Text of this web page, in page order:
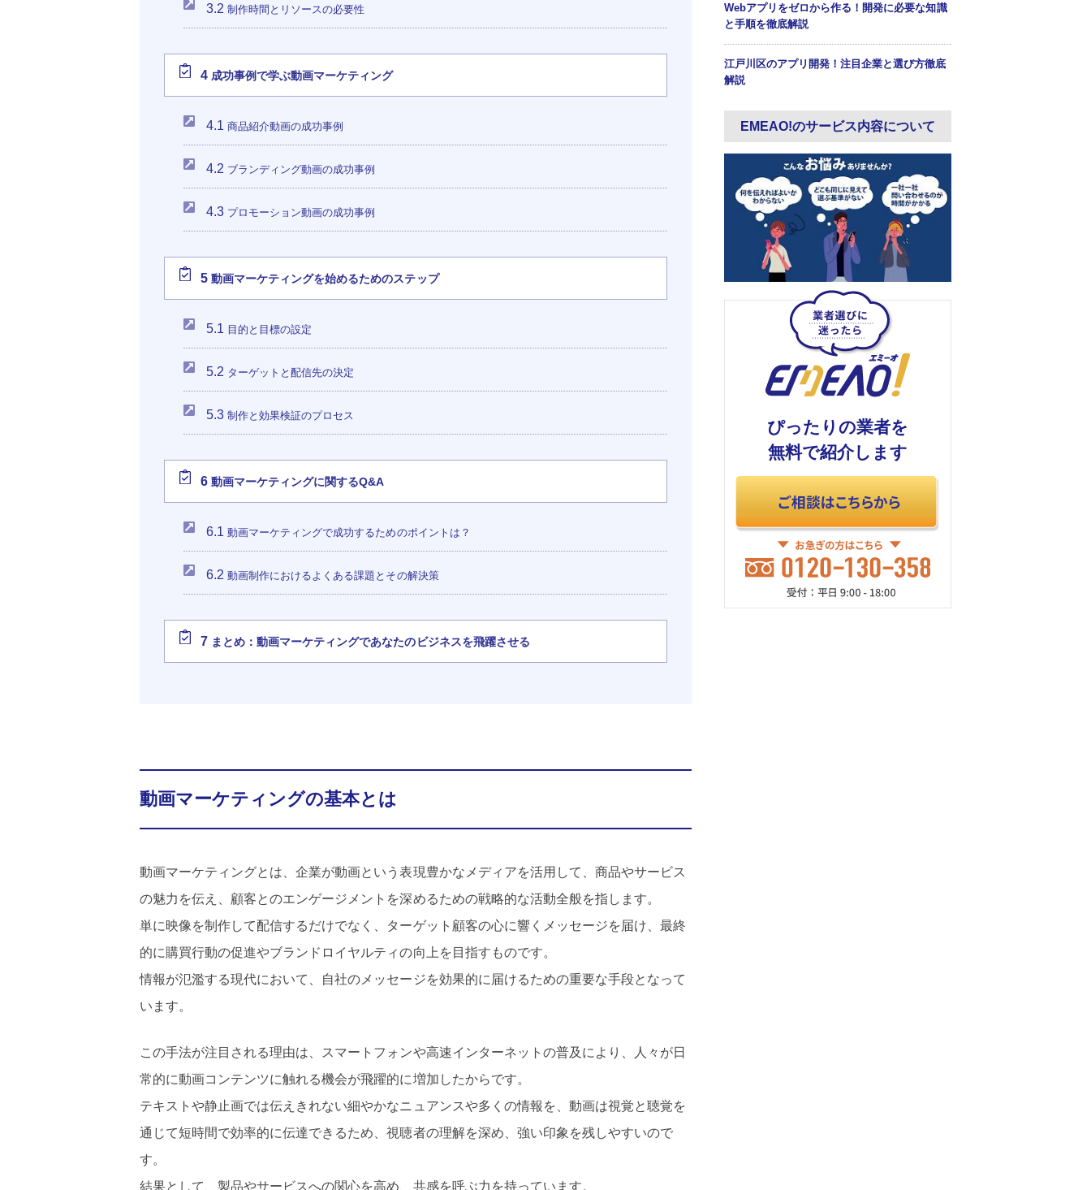
3.2 制作時間とリソースの必要性
4 成功事例で学ぶ動画マーケティング
4.1 商品紹介動画の成功事例
4.2 ブランディング動画の成功事例
4.3 プロモーション動画の成功事例
5 動画マーケティングを始めるためのステップ
5.1 目的と目標の設定
5.2 ターゲットと配信先の決定
5.3 制作と効果検証のプロセス
6 動画マーケティングに関するQ&A
6.1 動画マーケティングで成功するためのポイントは？
6.2 動画制作におけるよくある課題とその解決策
7 まとめ：動画マーケティングであなたのビジネスを飛躍させる
動画マーケティングの基本とは
動画マーケティングとは、企業が動画という表現豊かなメディアを活用して、商品やサービス
の魅力を伝え、顧客とのエンゲージメントを深めるための戦略的な活動全般を指します。
単に映像を制作して配信するだけでなく、ターゲット顧客の心に響くメッセージを届け、最終
的に購買行動の促進やブランドロイヤルティの向上を目指すものです。
情報が氾濫する現代において、自社のメッセージを効果的に届けるための重要な手段となって
います。
この手法が注目される理由は、スマートフォンや高速インターネットの普及により、人々が日
常的に動画コンテンツに触れる機会が飛躍的に増加したからです。
テキストや静止画では伝えきれない細やかなニュアンスや多くの情報を、動画は視覚と聴覚を
通じて短時間で効率的に伝達できるため、視聴者の理解を深め、強い印象を残しやすいので
す。
結果として、製品やサービスへの関心を高め、共感を呼ぶ力を持っています。
Webアプリをゼロから作る！開発に必要な知識
と手順を徹底解説
江戸川区のアプリ開発！注目企業と選び方徹底
解説
EMEAO!のサービス内容について
ぴったりの業者を
無料で紹介します